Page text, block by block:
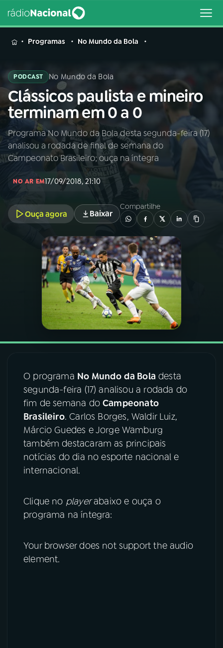
MENU
Buscar
na
Rádio
Nacional
Buscar
AO VIVO
01INÍCIO
02A RÁDIO
PROGRAMAÇÃO
PROGRAMAS
PODCASTS
06VIDEOCASTS
07ÚLTIMAS
FESTIVAL DE MÚSICA
ACOMPANHE A RÁDIO NACIONAL
YouTube
TikTok
Programas No Mundo da Bola
PODCAST No Mundo da Bola
Clássicos paulista e mineiro
terminam em 0 a 0
Programa No Mundo da Bola desta segunda-feira (17)
analisou a rodada de final de semana do
Campeonato Brasileiro; ouça na íntegra
NO AR EM17/09/2018, 21:10
Ouça agora Baixar
Compartilhe
O programa No Mundo da Bola desta
segunda-feira (17) analisou a rodada do
fim de semana doCampeonato
Brasileiro. Carlos Borges, Waldir Luiz,
Márcio Guedes e Jorge Wamburg
também destacaram as principais
notícias do dia no esporte nacional e
internacional.
Clique no playerabaixo e ouça o
programa na íntegra:
Your browser does not support the audio
element.